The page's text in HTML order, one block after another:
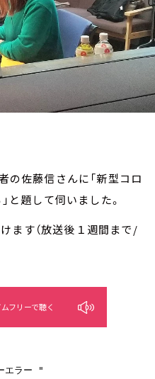
の佐藤信さんに「新型コロ
と題して伺いました。
ます（放送後１週間まで/
フリーで聴く